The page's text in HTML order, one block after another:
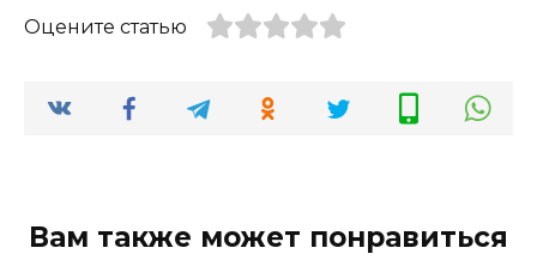
Оцените статью
Вам также может понравиться